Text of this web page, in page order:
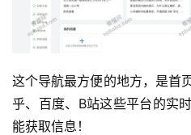
这个导航最方便的地方，是首
乎、百度、B站这些平台的实
能获取信息！